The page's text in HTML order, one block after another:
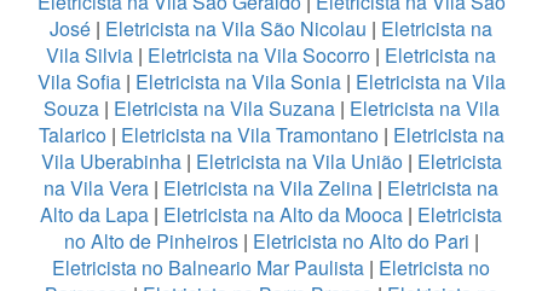
José | Eletricista na Vila São Nicolau | Eletricista na
Vila Silvia | Eletricista na Vila Socorro | Eletricista na
Vila Sofia| Eletricista na Vila Sonia| Eletricista na Vila
Souza| Eletricista na Vila Suzana| Eletricista na Vila
Talarico| Eletricista na Vila Tramontano| Eletricista na
Vila Uberabinha| Eletricista na Vila União| Eletricista
na Vila Vera | Eletricista na Vila Zelina | Eletricista na
Alto da Lapa | Eletricista na Alto da Mooca | Eletricista
no Alto de Pinheiros| Eletricista no Alto do Pari |
Eletricista no Balneario Mar Paulista | Eletricista no